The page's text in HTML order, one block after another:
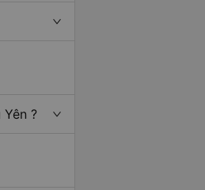
?